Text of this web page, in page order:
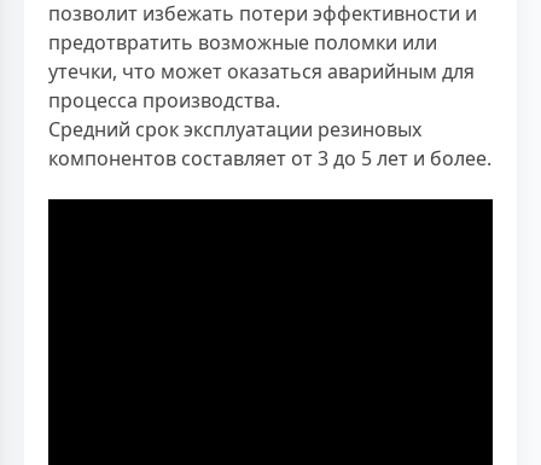
позволит избежать потери эффективности и
предотвратить возможные поломки или
утечки, что может оказаться аварийным для
процесса производства.
Средний срок эксплуатации резиновых
компонентов составляет от 3 до 5 лет и более.